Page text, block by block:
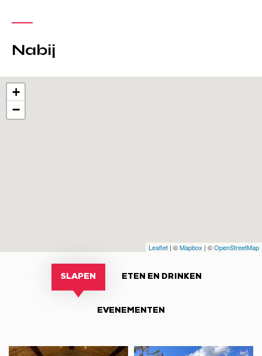
Nabij
+
−
Leaflet | ©Mapbox | ©OpenStreetMap
SLAPEN ETEN EN DRINKEN
EVENEMENTEN
Chambre Gîte